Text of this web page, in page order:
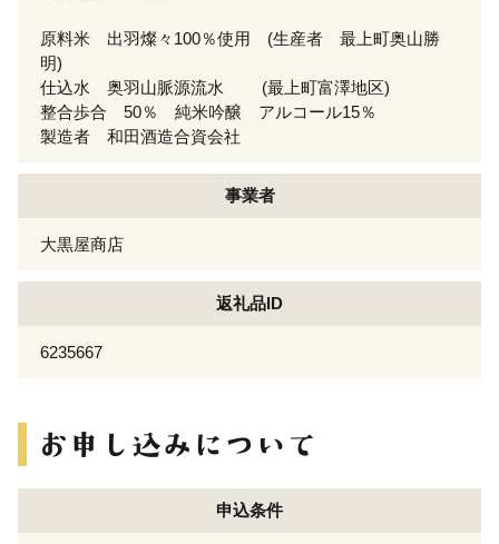
原料米 出羽燦々100％使用 (生産者 最上町奥山勝
明)
仕込水 奥羽山脈源流水 (最上町富澤地区)
整合歩合 50％ 純米吟醸 アルコール15％
製造者 和田酒造合資会社
事業者
大黒屋商店
返礼品ID
6235667
申込条件